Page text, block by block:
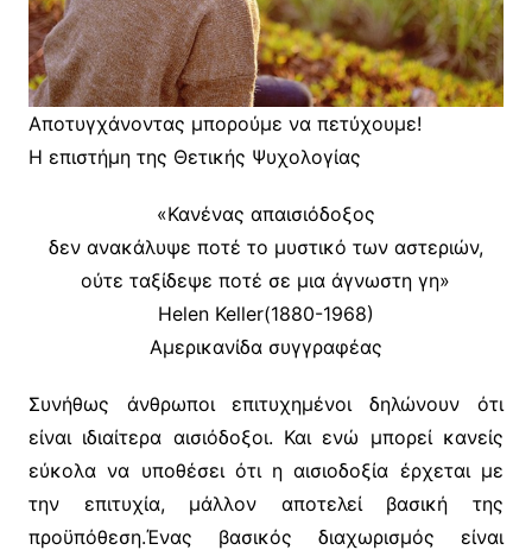
Αποτυγχάνοντας μπορούμε να πετύχουμε!
Η επιστήμη της Θετικής Ψυχολογίας
«Κανένας απαισιόδοξος
δεν ανακάλυψε ποτέ το μυστικό των αστεριών,
ούτε ταξίδεψε ποτέ σε μια άγνωστη γη»
Helen Keller(1880-1968)
Αμερικανίδα συγγραφέας
Συνήθως άνθρωποι επιτυχημένοι δηλώνουν ότι
είναι ιδιαίτερα αισιόδοξοι. Και ενώ μπορεί κανείς
εύκολα να υποθέσει ότι η αισιοδοξία έρχεται με
την επιτυχία, μάλλον αποτελεί βασική της
προϋπόθεση.Ένας βασικός διαχωρισμός είναι